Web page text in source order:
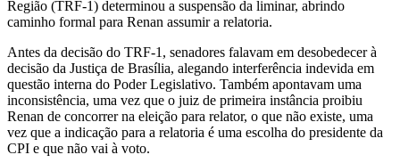
Região (TRF-1) determinou a suspensão da liminar, abrindo
caminho formal para Renan assumir a relatoria.
Antes da decisão do TRF-1, senadores falavam em desobedecer à
decisão da Justiça de Brasília, alegando interferência indevida em
questão interna do Poder Legislativo. Também apontavam uma
inconsistência, uma vez que o juiz de primeira instância proibiu
Renan de concorrer na eleição para relator, o que não existe, uma
vez que a indicação para a relatoria é uma escolha do presidente da
CPI e que não vai à voto.